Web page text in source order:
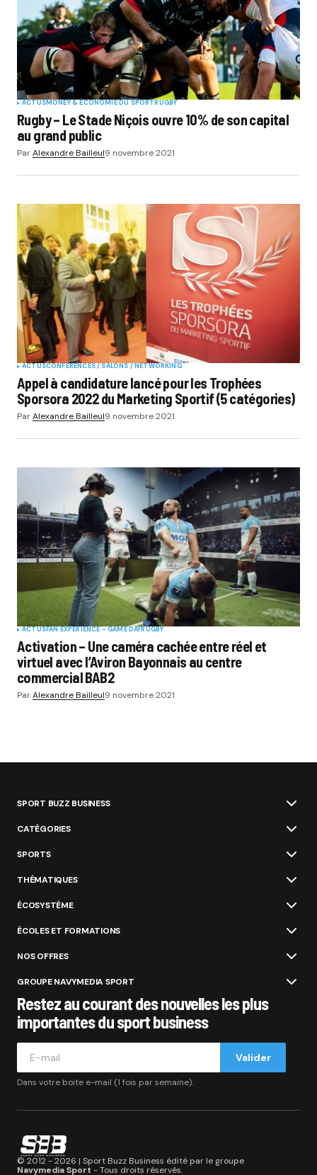
ACTUSMONEY & ÉCONOMIE DU SPORTRUGBY
Rugby – Le Stade Niçois ouvre 10% de son capital
au grand public
ParAlexandre Bailleul9 novembre 2021
ACTUSCONFÉRENCES / SALONS / NETWORKING
Appel à candidature lancé pour les Trophées
Sporsora 2022 du Marketing Sportif (5 catégories)
ParAlexandre Bailleul9 novembre 2021
ACTUSFAN EXPERIENCE - GAME DAYRUGBY
Activation – Une caméra cachée entre réel et
virtuel avec l’Aviron Bayonnais au centre
commercial BAB2
ParAlexandre Bailleul9 novembre 2021
SPORT BUZZ BUSINESS
CATÉGORIES
SPORTS
THÉMATIQUES
ÉCOSYSTÈME
ÉCOLES ET FORMATIONS
NOS OFFRES
GROUPE NAVYMEDIA SPORT
Restez au courant des nouvelles les plus
importantes du sport business
Valider
Dans votre boite e-mail (1 fois par semaine).
© 2012 - 2026 | Sport Buzz Business édité par le groupe
Navymedia Sport - Tous droits réservés.